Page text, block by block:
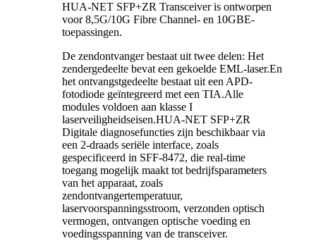
HUA-NET SFP+ZR Transceiver is ontworpen
voor 8,5G/10G Fibre Channel- en 10GBE-
toepassingen.
De zendontvanger bestaat uit twee delen: Het
zendergedeelte bevat een gekoelde EML-laser.En
het ontvangstgedeelte bestaat uit een APD-
fotodiode geïntegreerd met een TIA.Alle
modules voldoen aan klasse I
laserveiligheidseisen.HUA-NET SFP+ZR
Digitale diagnosefuncties zijn beschikbaar via
een 2-draads seriële interface, zoals
gespecificeerd in SFF-8472, die real-time
toegang mogelijk maakt tot bedrijfsparameters
van het apparaat, zoals
zendontvangertemperatuur,
laservoorspanningsstroom, verzonden optisch
vermogen, ontvangen optische voeding en
voedingsspanning van de transceiver.